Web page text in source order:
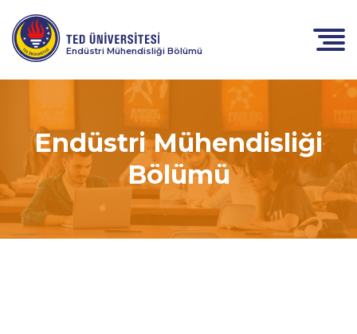
Endüstri Mühendisliği Bölümü
Endüstri Mühendisliği
Bölümü